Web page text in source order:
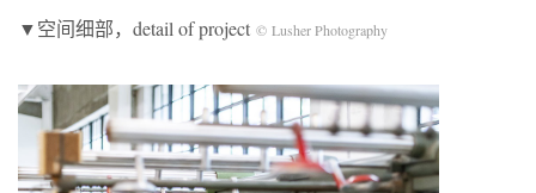
▼空间细部，detail of project © Lusher Photography